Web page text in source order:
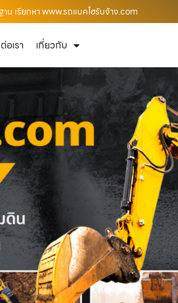
น เรียกหา www.รถแบคโฮรับจ้าง.com
อเรา เกี่ยวกับ